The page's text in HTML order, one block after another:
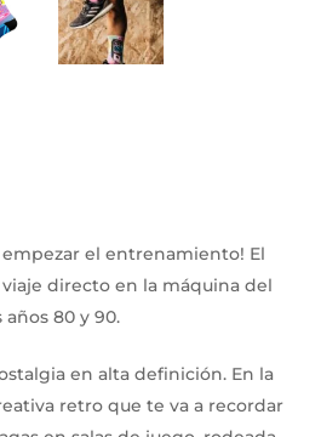
empezar el entrenamiento! El
directo en la máquina del
80 y 90.
en alta definición. En la
retro que te va a recordar